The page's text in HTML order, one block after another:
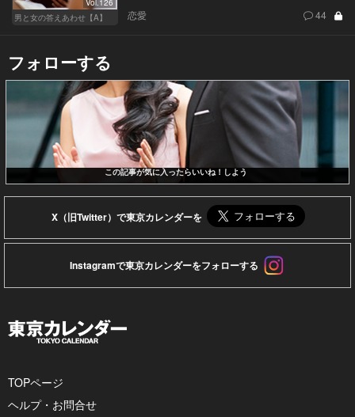
男と女の答えあわせ【A】
恋愛 44
フォローする
この記事が気に入ったらいいね！しよう
X（旧Twitter）で東京カレンダーを
Instagramで東京カレンダーをフォローする
TOPページ
ヘルプ・お問合せ